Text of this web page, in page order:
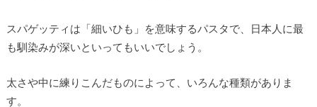
スパゲッティは「細いひも」を意味するパスタで、日本人に最
も馴染みが深いといってもいいでしょう。
太さや中に練りこんだものによって、いろんな種類がありま
す。